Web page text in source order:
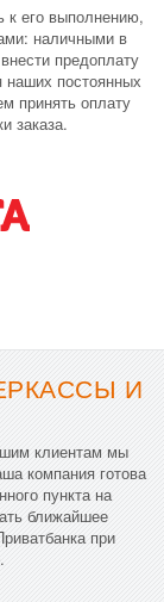
к его выполнению,
наличными в
предоплату
наших постоянных
принять оплату
заказа.
И
клиентам мы
компания готова
пункта на
ближайшее
при